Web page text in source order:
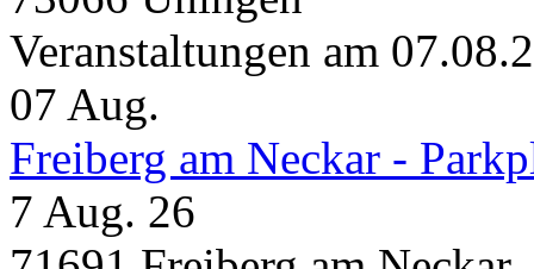
Veranstaltungen am
07 Aug.
Freiberg am Neckar -
7 Aug. 26